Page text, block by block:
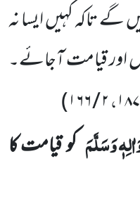
گے تاکہ کہیں ایسا نہ
اور قیامت آجائے۔
۱۸۷،۲/۱۶۶)
وَسَلَّمَکو قیامت کا